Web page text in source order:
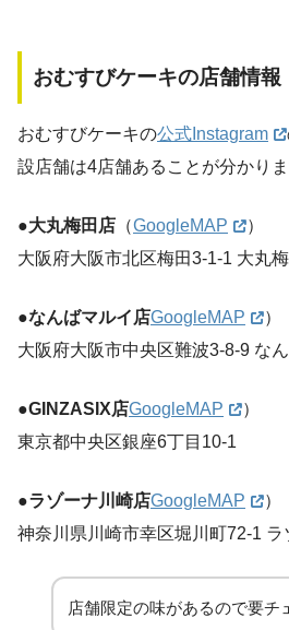
おむすびケーキの店舗情報
おむすびケーキの公式Instagram
設店舗は4店舗あることが分かりま
●大丸梅田店 （GoogleMAP
）
大阪府大阪市北区梅田3-1-1 大丸
●なんばマルイ店GoogleMAP
）
大阪府大阪市中央区難波3-8-9 な
●GINZASIX店GoogleMAP
）
東京都中央区銀座6丁目10-1
●ラゾーナ川崎店GoogleMAP
）
神奈川県川崎市幸区堀川町72-1
店舗限定の味があるので要チ